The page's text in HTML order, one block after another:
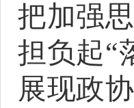
把加强
担负起“
展现政